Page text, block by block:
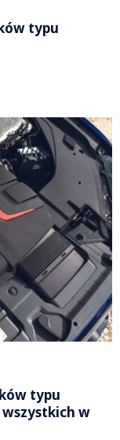
typu
typu
wszystkich w